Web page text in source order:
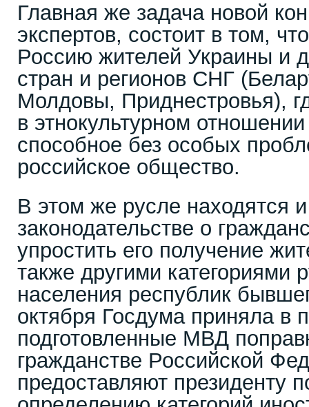
Главная же задача новой
экспертов, состоит в том,
Россию жителей Украины и
стран и регионов СНГ
Молдовы, Приднестровья),
в этнокультурном
способное без особых
российское общество.
В этом же русле находятся
законодательстве о
упростить его получение
также другими категориями
населения республик
октября Госдума приняла в
подготовленные МВД
гражданстве Российской
предоставляют президенту